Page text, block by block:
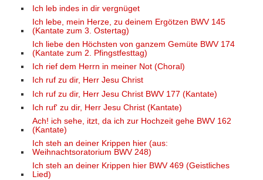
Ich leb indes in dir vergnüget
Ich lebe, mein Herze, zu deinem Ergötzen BWV 145
(Kantate zum 3. Ostertag)
Ich liebe den Höchsten von ganzem Gemüte BWV 174
(Kantate zum 2. Pfingstfesttag)
Ich rief dem Herrn in meiner Not (Choral)
Ich ruf zu dir, Herr Jesu Christ
Ich ruf zu dir, Herr Jesu Christ BWV 177 (Kantate)
Ich ruf' zu dir, Herr Jesu Christ (Kantate)
Ach! ich sehe, itzt, da ich zur Hochzeit gehe BWV 162
(Kantate)
Ich steh an deiner Krippen hier (aus:
Weihnachtsoratorium BWV 248)
Ich steh an deiner Krippen hier BWV 469 (Geistliches
Lied)